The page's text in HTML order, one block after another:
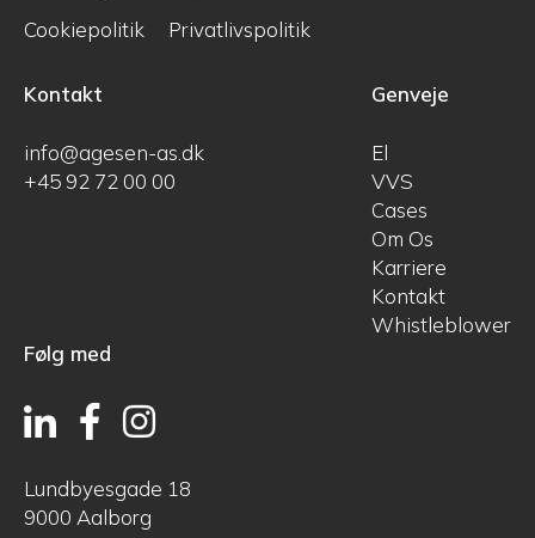
Cookiepolitik
Privatlivspolitik
Kontakt
info@agesen-as.dk
+45 92 72 00 00
Genveje
El
VVS
Cases
Om Os
Karriere
Kontakt
Whistleblower
Følg med
Lundbyesgade 18
9000 Aalborg